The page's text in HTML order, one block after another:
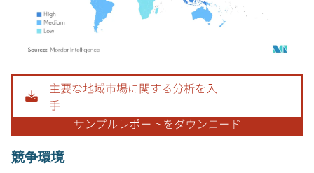
画像 © Mordor Intelligence。再利用にはCC BY 4.0の表示が必要です。
競争環境